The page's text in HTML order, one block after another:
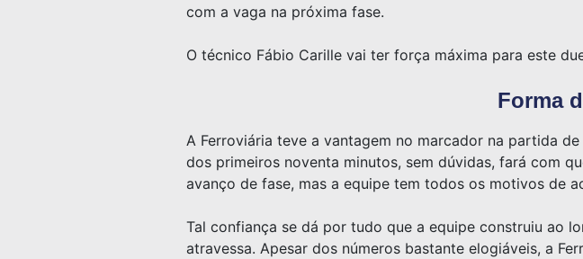
com a vaga na próxima fase.
O técnico Fábio Carille vai ter força máxima para este
Forma
A Ferroviária teve a vantagem no marcador na partida
dos primeiros noventa minutos, sem dúvidas, fará com
avanço de fase, mas a equipe tem todos os motivos de
Tal confiança se dá por tudo que a equipe construiu ao
atravessa. Apesar dos números bastante elogiáveis, a